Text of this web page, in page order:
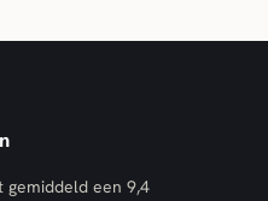
gemiddeld een 9,4